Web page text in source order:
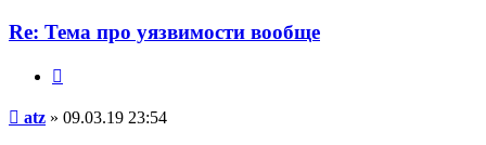
Re: Тема про уязвимости вообще
Сообщение
atz » 09.03.19 23:54